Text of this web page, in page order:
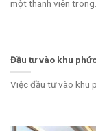
một thanh viên trong...
Đầu tư vào khu
Việc đầu tư vào khu